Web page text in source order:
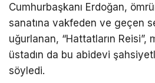
Cumhurbaşkanı Erdoğan,
sanatına vakfeden ve geçen
uğurlanan, “Hattatların Reisi”,
üstadın da bu abidevi
söyledi.